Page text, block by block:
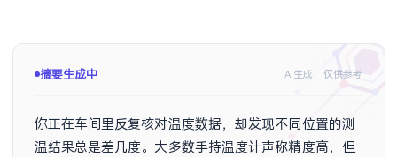
摘要生成中 AI生成，仅供参考
你正在车间里反复核对温度数据，却发现不同位置的测
温结果总是差几度。大多数手持温度计声称精度高，但